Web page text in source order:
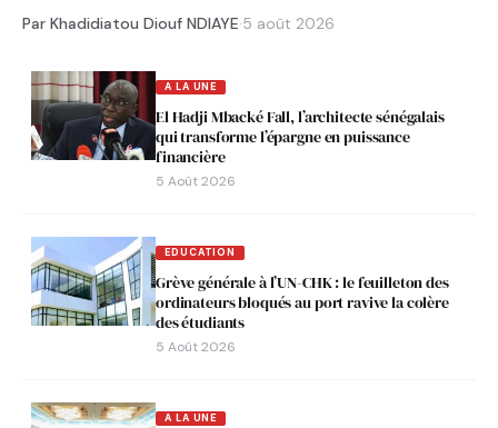
Par Khadidiatou Diouf NDIAYE·5 août 2026
A LA UNE
El Hadji Mbacké Fall, l’architecte sénégalais
qui transforme l’épargne en puissance
financière
5 Août 2026
EDUCATION
Grève générale à l’UN-CHK : le feuilleton des
ordinateurs bloqués au port ravive la colère
des étudiants
5 Août 2026
A LA UNE